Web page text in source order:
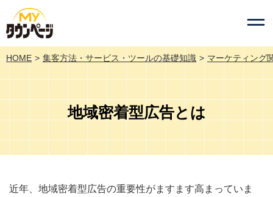
HOME 集客方法・サービス・ツールの基礎知識 マーケティング
地域密着型広告とは
近年、地域密着型広告の重要性がますます高まっていま